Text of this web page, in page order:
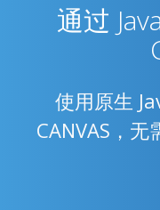
通过
使用原生
CANVAS，